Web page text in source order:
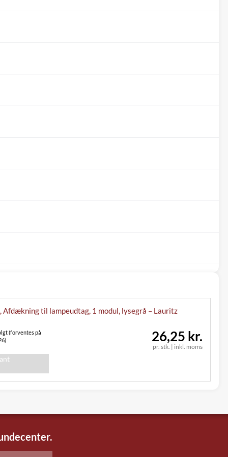
Afdækning til lampeudtag, 1 modul, lysegrå – Lauritz
(forventes på
pr. stk. | inkl. moms
26,25 kr.